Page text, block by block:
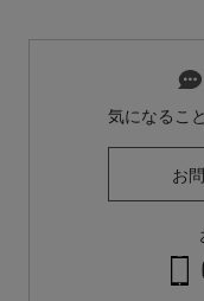
気になるこ
お